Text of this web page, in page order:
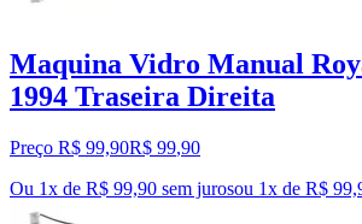
Maquina Vidro Manual
1994 Traseira Direita
Preço R$ 99,90R$ 99,90
Ou 1x de R$ 99,90 sem jurosou 1x de R$